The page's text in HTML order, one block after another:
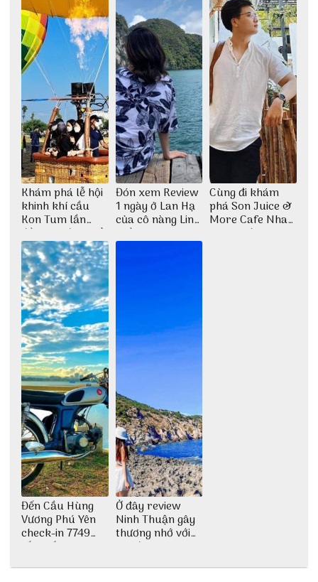
Khám phá lễ hội
khinh khí cầu
Kon Tum lần
đầu tiên được tổ
chức
Đón xem Review
1 ngày ở Lan Hạ
của cô nàng Linh
Trần
Cùng đi khám
phá Son Juice &
More Cafe Nha
Trang với anh
Đến Cầu Hùng
Vương Phú Yên
check-in 7749
tấm sống ảo
Ở đây review
Ninh Thuận gây
thương nhớ với
nét đẹp thiên